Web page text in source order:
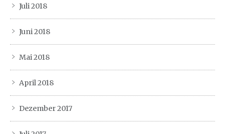
Juli 2018
Juni 2018
Mai 2018
April 2018
Dezember 2017